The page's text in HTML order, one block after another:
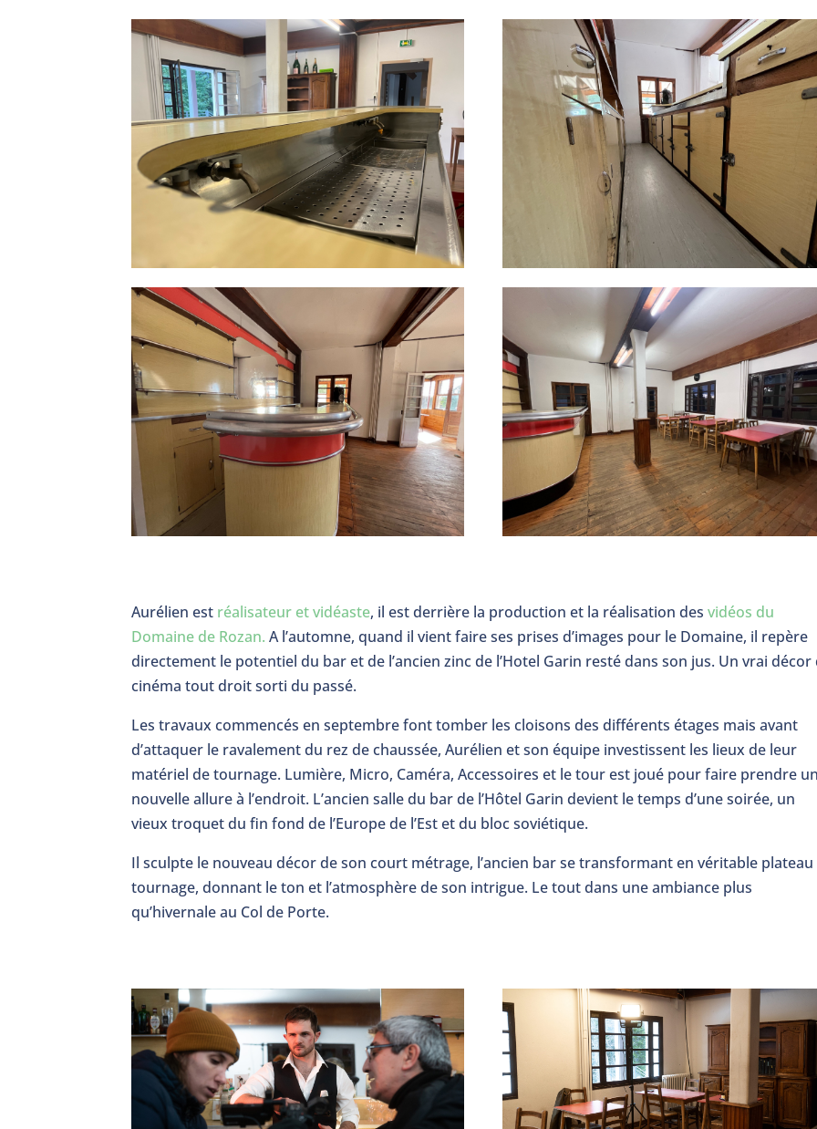
Aurélien est réalisateur et vidéaste, il est derrière la production et la réalisation des vidéos du
Domaine de Rozan.A l’automne, quand il vient faire ses prises d’images pour le Domaine, il repère
directement le potentiel du bar et de l’ancien zinc de l’Hotel Garin resté dans son jus. Un vrai décor
cinéma tout droit sorti du passé.
Les travaux commencés en septembre font tomber les cloisons des différents étages mais avant
d’attaquer le ravalement du rez de chaussée, Aurélien et son équipe investissent les lieux de leur
matériel de tournage. Lumière, Micro, Caméra, Accessoires et le tour est joué pour faire prendre
nouvelle allure à l’endroit. L’ancien salle du bar de l’Hôtel Garin devient le temps d’une soirée, un
vieux troquet du fin fond de l’Europe de l’Est et du bloc soviétique.
Il sculpte le nouveau décor de son court métrage, l’ancien bar se transformant en véritable plateau
tournage, donnant le ton et l’atmosphère de son intrigue. Le tout dans une ambiance plus
qu’hivernale au Col de Porte.